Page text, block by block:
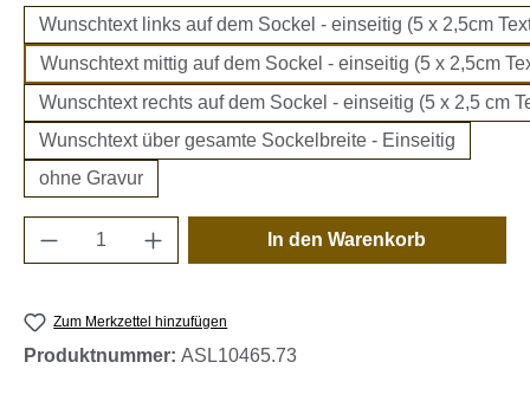
Wunschtext links auf dem Sockel - einseitig (5 x 2,5cm
Wunschtext mittig auf dem Sockel - einseitig (5 x 2,5cm
Wunschtext rechts auf dem Sockel - einseitig (5 x 2,5 cm
Wunschtext über gesamte Sockelbreite - Einseitig
ohne Gravur
Produkt Anzahl: Gib den gewünschten
In den Warenkorb
Zum Merkzettel hinzufügen
Produktnummer: ASL10465.73